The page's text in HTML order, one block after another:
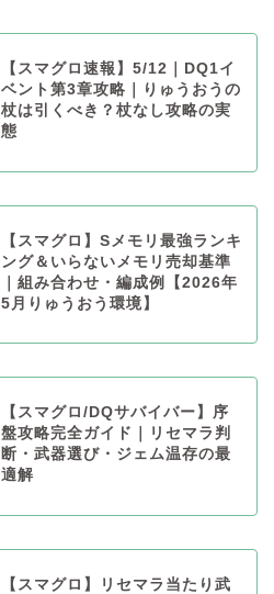
【スマグロ速報】5/12｜DQ1イ
ベント第3章攻略｜りゅうおうの
杖は引くべき？杖なし攻略の実
態
【スマグロ】Sメモリ最強ランキ
ング＆いらないメモリ売却基準
｜組み合わせ・編成例【2026年
5月りゅうおう環境】
【スマグロ/DQサバイバー】序
盤攻略完全ガイド｜リセマラ判
断・武器選び・ジェム温存の最
適解
【スマグロ】リセマラ当たり武